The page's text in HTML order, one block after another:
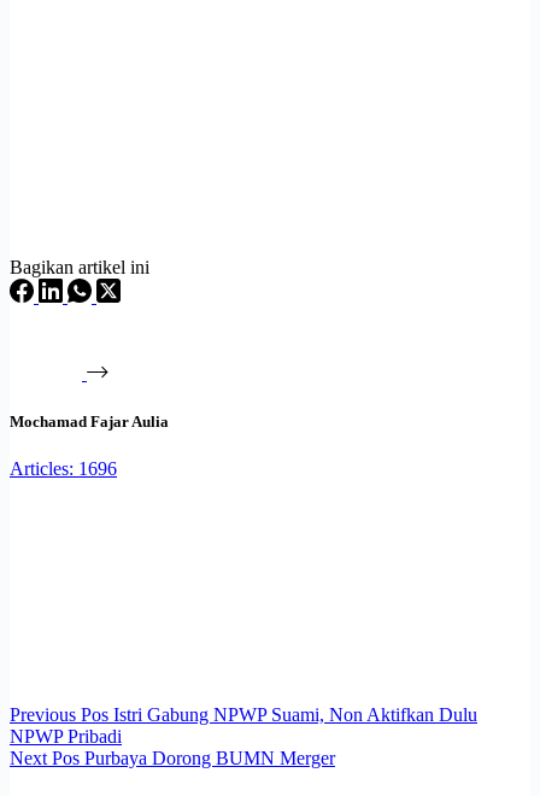
Bagikan artikel ini
Mochamad Fajar Aulia
Articles: 1696
Previous Pos Istri Gabung NPWP Suami, Non Aktifkan Dulu
NPWP Pribadi
Next Pos Purbaya Dorong BUMN Merger